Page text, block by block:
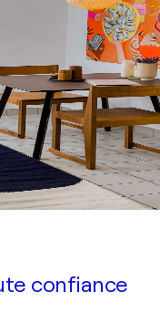
confiance